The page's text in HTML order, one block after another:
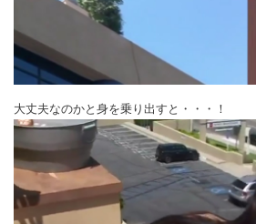
大丈夫なのかと身を乗り出すと・・・！